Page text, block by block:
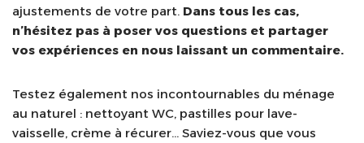
ajustements de votre part. Dans tous les cas,
n’hésitez pas à poser vos questions et partager
vos expériences en nous laissant un commentaire.
Testez également nos incontournables du ménage
au naturel : nettoyant WC, pastilles pour lave-
vaisselle, crème à récurer… Saviez-vous que vous